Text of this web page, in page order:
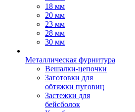
18 мм
20 мм
23 мм
28 мм
30 мм
Металлическая фурнитура
Вешалки-цепочки
Заготовки для
обтяжки пуговиц
Застежки для
бейсболок